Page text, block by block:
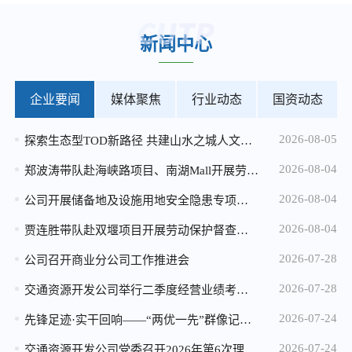
马家岩小微地块招租公告
加州实验小学小微地块招租公告
2026-04-20
2025-12-25
2026年度消防设施维保服务比选中选候选人公示
2025-12-05
新闻中心
企业要闻 媒体聚焦 行业动态 国资动态
探索生态型TOD新路径 共建山水之城人文社区——公司与重庆生态文化协会开展九曲河湿地专题调研座谈 2026-08-05
郑波涛带队赴海峡路项目、南湖Mall开展劳动保护督查暨高温慰问 2026-08-04
公司开展储备地及设施用地安全隐患专项检查 全力筑牢汛期安全防线 2026-08-04
贾连胜带队赴双堰项目开展劳动保护督查暨高温慰问 2026-08-04
公司召开商业分公司工作推进会 2026-07-28
交通资源开发公司举行二季度经营业绩考核“季度赛” 2026-07-28
先锋足迹·实干回响——“两优一先”群像记（三） 2026-07-24
2026-07-24